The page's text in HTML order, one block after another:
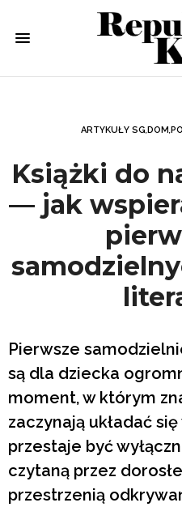
ARTYKUŁY SG,DOM,
Książki do
— jak
Pierwsze
są dla dziecka
moment, w którym
zaczynają układać
przestaje być
czytaną przez
przestrzenią